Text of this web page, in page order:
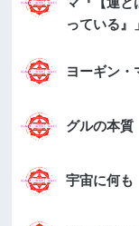
っている』」
ヨーギン・
グルの本質
宇宙に何も